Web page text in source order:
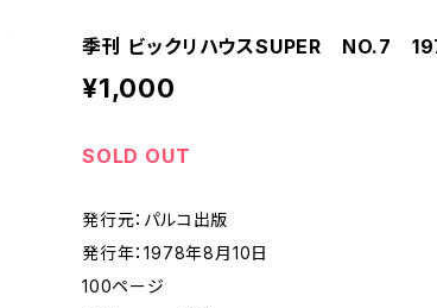
季刊 ビックリハウスSUPER NO.7
¥1,000
SOLD OUT
発行元：パルコ出版
発行年：1978年8月10日
100ページ